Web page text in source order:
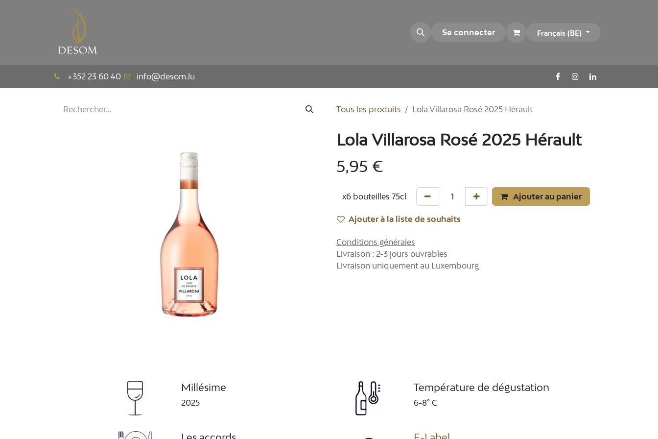
Se connecter Français (BE)
+352 23 60 40 info@desom.lu
Tous les produits Lola Villarosa Rosé 2025 Hérault
Lola Villarosa Rosé 2025 Hérault
5,95 €
Ajouter au panier
Ajouter à la liste de souhaits
Conditions générales
Livraison : 2-3 jours ouvrables
Livraison uniquement au Luxembourg
Millésime
2025
Température de dégustation
6-8° C